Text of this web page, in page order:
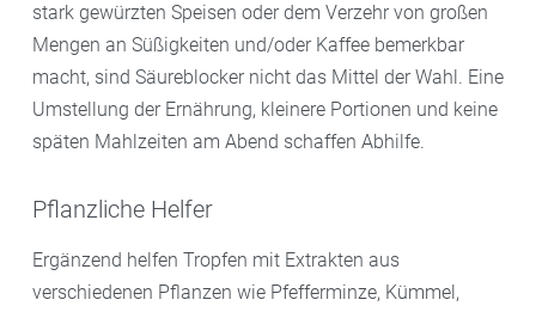
stark gewürzten Speisen oder dem Verzehr von großen
Mengen an Süßigkeiten und/oder Kaffee bemerkbar
macht, sind Säureblocker nicht das Mittel der Wahl. Eine
Umstellung der Ernährung, kleinere Portionen und keine
späten Mahlzeiten am Abend schaffen Abhilfe.
Pflanzliche Helfer
Ergänzend helfen Tropfen mit Extrakten aus
verschiedenen Pflanzen wie Pfefferminze, Kümmel,